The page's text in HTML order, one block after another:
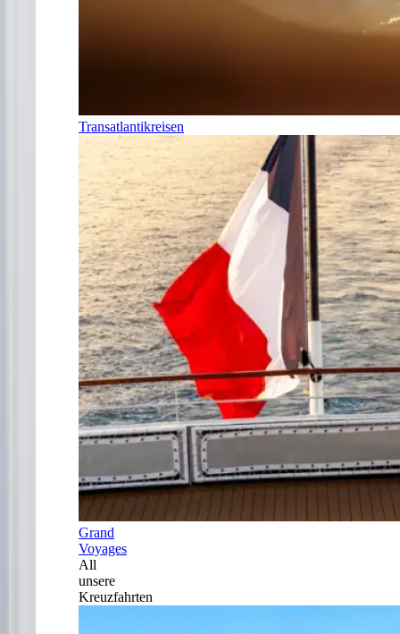
Transatlantikreisen
Grand
Voyages
All
unsere
Kreuzfahrten